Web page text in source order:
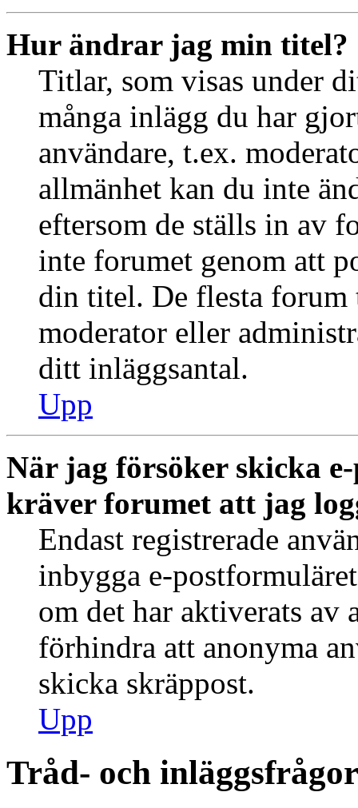
Hur ändrar jag min titel?
Titlar, som visas under
många inlägg du har
användare, t.ex.
allmänhet kan du inte
eftersom de ställs in av
inte forumet genom att
din titel. De flesta forum
moderator eller
ditt inläggsantal.
Upp
När jag försöker skicka
kräver forumet att jag
Endast registrerade
inbygga e-
om det har aktiverats av
förhindra att anonyma
skicka skräppost.
Upp
Tråd- och inläggsfrågor